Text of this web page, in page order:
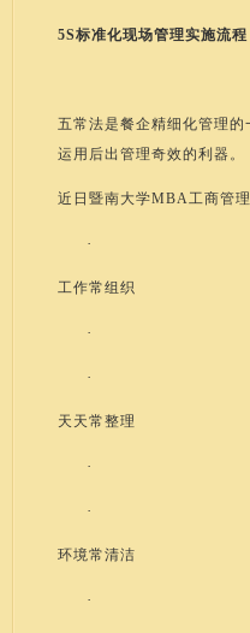
5S标准化现场管理实施流程
五常法是餐企精细化管理
运用后出管理奇效的利器。
近日暨南大学MBA工商管
·
工作常组织
·
·
天天常整理
·
·
环境常清洁
·